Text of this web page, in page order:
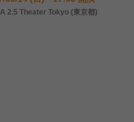
2.5 Theater Tokyo (東京都)